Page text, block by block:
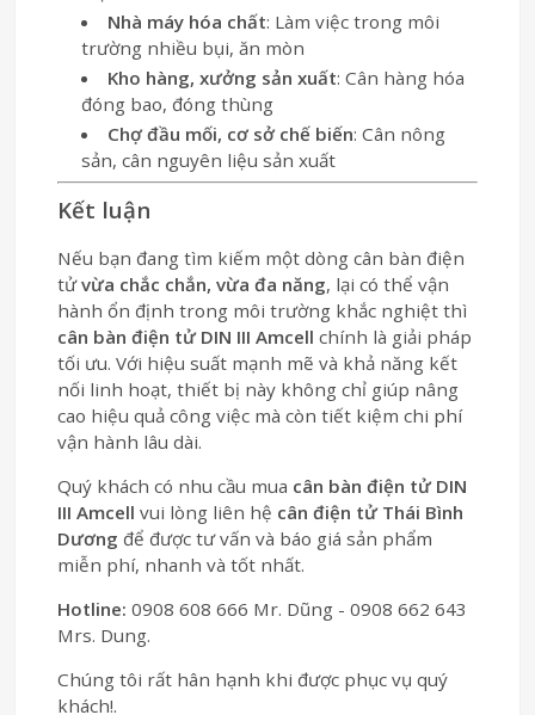
Nhà máy hóa chất: Làm việc trong môi
trường nhiều bụi, ăn mòn
Kho hàng, xưởng sản xuất: Cân hàng hóa
đóng bao, đóng thùng
Chợ đầu mối, cơ sở chế biến: Cân nông
sản, cân nguyên liệu sản xuất
Kết luận
Nếu bạn đang tìm kiếm một dòng cân bàn điện
tửvừa chắc chắn, vừa đa năng, lại có thể vận
hành ổn định trong môi trường khắc nghiệt thì
cân bàn điện tử DIN III Amcell chính là giải pháp
tối ưu. Với hiệu suất mạnh mẽ và khả năng kết
nối linh hoạt, thiết bị này không chỉ giúp nâng
cao hiệu quả công việc mà còn tiết kiệm chi phí
vận hành lâu dài.
Quý khách có nhu cầu mua cân bàn điện tử DIN
III Amcellvui lòng liên hệ cân điện tử Thái Bình
Dương để được tư vấn và báo giá sản phẩm
miễn phí, nhanh và tốt nhất.
Hotline: 0908 608 666 Mr. Dũng - 0908 662 643
Mrs. Dung.
Chúng tôi rất hân hạnh khi được phục vụ quý
khách!.